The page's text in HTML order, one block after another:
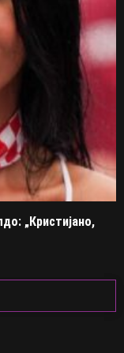
„Кристијано,